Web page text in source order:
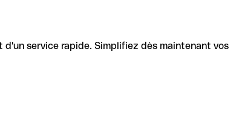
service rapide. Simplifiez dès maintenant vos